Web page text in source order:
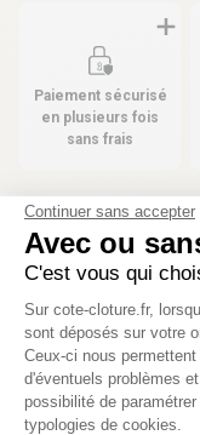
Paiement sécurisé
en plusieurs fois
sans frais
Les produits
6 déclinaisons
Grillage rigide avec
L2M00 -
129,90 €
Continuer sans accepter
Avec ou
C'est vous qui
Plateforme
Sur cote-cloture.fr,
sont déposés sur votre
Ceux-ci nous
d'éventuels problèmes
possibilité de
typologies de cookies.